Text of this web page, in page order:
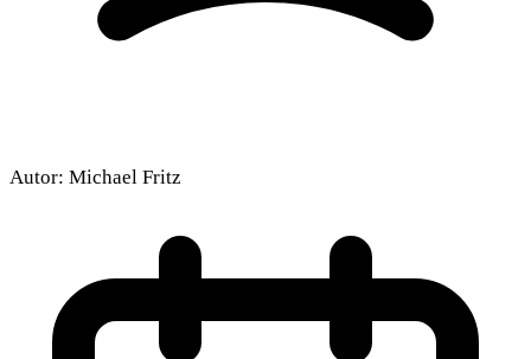
Autor: Michael Fritz